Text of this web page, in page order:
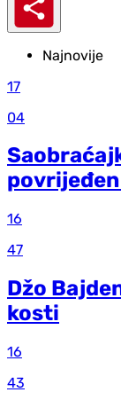
Najnovije
17
04
16
47
Džo
kosti
16
43